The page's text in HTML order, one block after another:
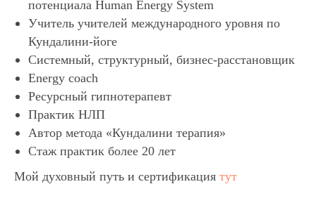
потенциала Human Energy System
Учитель учителей международного уровня по
Кундалини-йоге
Системный, структурный, бизнес-расстановщик
Energy coach
Ресурсный гипнотерапевт
Практик НЛП
Автор метода «Кундалини терапия»
Стаж практик более 20 лет
Мой духовный путь и сертификация тут